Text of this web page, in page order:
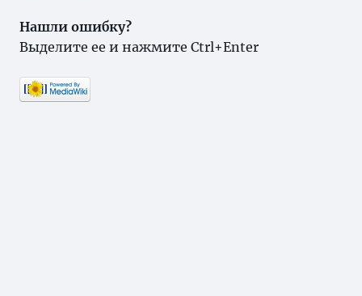
Нашли ошибку?
Выделите ее и нажмите Ctrl+Enter